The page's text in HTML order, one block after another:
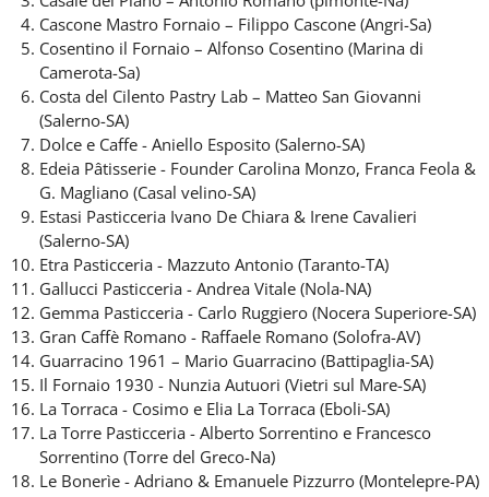
Cascone Mastro Fornaio – Filippo Cascone (Angri-Sa)
Cosentino il Fornaio – Alfonso Cosentino (Marina di
Camerota-Sa)
Costa del Cilento Pastry Lab – Matteo San Giovanni
(Salerno-SA)
Dolce e Caffe - Aniello Esposito (Salerno-SA)
Edeia Pâtisserie - Founder Carolina Monzo, Franca Feola &
G. Magliano (Casal velino-SA)
Estasi Pasticceria Ivano De Chiara & Irene Cavalieri
(Salerno-SA)
Etra Pasticceria - Mazzuto Antonio (Taranto-TA)
Gallucci Pasticceria - Andrea Vitale (Nola-NA)
Gemma Pasticceria - Carlo Ruggiero (Nocera Superiore-SA)
Gran Caffè Romano - Raffaele Romano (Solofra-AV)
Guarracino 1961 – Mario Guarracino (Battipaglia-SA)
Il Fornaio 1930 - Nunzia Autuori (Vietri sul Mare-SA)
La Torraca - Cosimo e Elia La Torraca (Eboli-SA)
La Torre Pasticceria - Alberto Sorrentino e Francesco
Sorrentino (Torre del Greco-Na)
Le Bonerìe - Adriano & Emanuele Pizzurro (Montelepre-PA)